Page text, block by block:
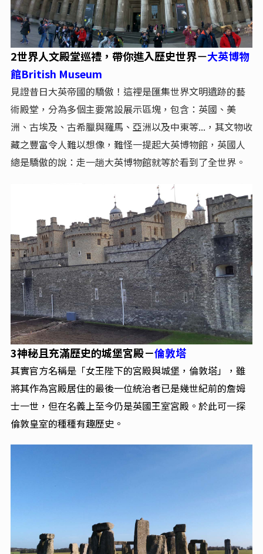
2世界人文殿堂巡禮，帶你進入歷史世界－大英博物
館British Museum
見證昔日大英帝國的驕傲！這裡是匯集世界文明遺跡的藝
術殿堂，分為多個主要常設展示區塊，包含：英國、美
洲、古埃及、古希臘與羅馬、亞洲以及中東等...，其文物收
藏之豐富令人難以想像，難怪一提起大英博物館，英國人
總是驕傲的說：走一趟大英博物館就等於看到了全世界。
3神秘且充滿歷史的城堡宮殿－倫敦塔
其實官方名稱是「女王陛下的宮殿與城堡，倫敦塔」，雖
將其作為宮殿居住的最後一位統治者已是幾世紀前的詹姆
士一世，但在名義上至今仍是英國王室宮殿。於此可一探
倫敦皇室的種種有趣歷史。